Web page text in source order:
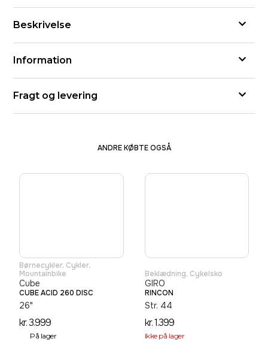
Beskrivelse
Information
Fragt og levering
ANDRE KØBTE OGSÅ
Børnecykler, Cykler,
Mountainbike
Cube
CUBE ACID 260 DISC
26"
kr.3.999
På lager
Beklædning, Cykelsko
GIRO
RINCON
Str. 44
kr.1.399
Ikke på lager